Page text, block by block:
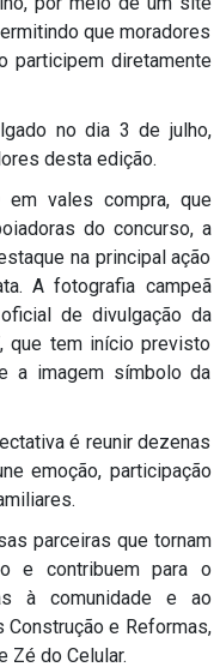
que moradores
participem diretamente
no dia 3 de julho,
desta edição.
em vales compra, que
do concurso, a
na principal ação
A fotografia campeã
de divulgação da
que tem início previsto
a imagem símbolo da
é reunir dezenas
emoção, participação
parceiras que tornam
e contribuem para o
à comunidade e ao
Construção e Reformas,
Zé do Celular.